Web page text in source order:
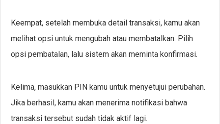
Keempat, setelah membuka detail transaksi, kamu akan
melihat opsi untuk mengubah atau membatalkan. Pilih
opsi pembatalan, lalu sistem akan meminta konfirmasi.
Kelima, masukkan PIN kamu untuk menyetujui perubahan.
Jika berhasil, kamu akan menerima notifikasi bahwa
transaksi tersebut sudah tidak aktif lagi.